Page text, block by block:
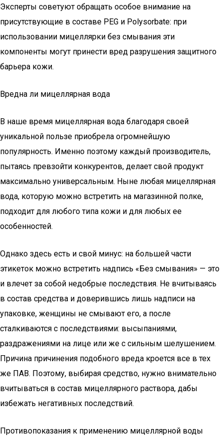
Эксперты советуют обращать особое внимание на
присутствующие в составе PEG и Polysorbate: при
использовании мицеллярки без смывания эти
компоненты могут принести вред разрушения защитного
барьера кожи.
Вредна ли мицеллярная вода
В наше время мицеллярная вода благодаря своей
уникальной пользе приобрела огромнейшую
популярность. Именно поэтому каждый производитель,
пытаясь превзойти конкурентов, делает свой продукт
максимально универсальным. Ныне любая мицеллярная
вода, которую можно встретить на магазинной полке,
подходит для любого типа кожи и для любых ее
особенностей.
Однако здесь есть и свой минус: на большей части
этикеток можно встретить надпись «Без смывания» — это
и влечет за собой недобрые последствия. Не вчитываясь
в состав средства и доверившись лишь надписи на
упаковке, женщины не смывают его, а после
сталкиваются с последствиями: высыпаниями,
раздражениями на лице или же с сильным шелушением.
Причина причинения подобного вреда кроется все в тех
же ПАВ. Поэтому, выбирая средство, нужно внимательно
вчитываться в состав мицеллярного раствора, дабы
избежать негативных последствий.
Противопоказания к применению мицеллярной воды